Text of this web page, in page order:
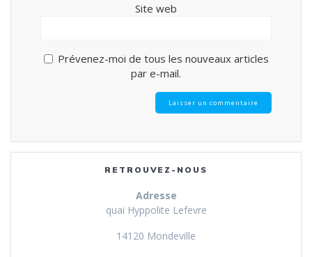
Site web
Prévenez-moi de tous les nouveaux articles
par e-mail.
RETROUVEZ-NOUS
Adresse
quai Hyppolite Lefevre
14120 Mondeville